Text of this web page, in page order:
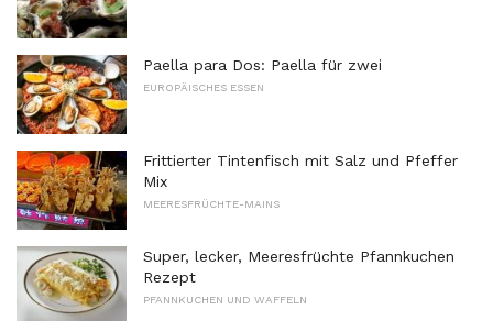
Paella para Dos: Paella für zwei
EUROPÄISCHES ESSEN
Frittierter Tintenfisch mit Salz und Pfeffer
Mix
MEERESFRÜCHTE-MAINS
Super, lecker, Meeresfrüchte Pfannkuchen
Rezept
PFANNKUCHEN UND WAFFELN